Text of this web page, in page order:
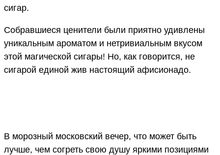
сигар.
Собравшиеся ценители были приятно удивлены
уникальным ароматом и нетривиальным вкусом
этой магической сигары! Но, как говорится, не
сигарой единой жив настоящий афисионадо.
В морозный московский вечер, что может быть
лучше, чем согреть свою душу яркими позициями